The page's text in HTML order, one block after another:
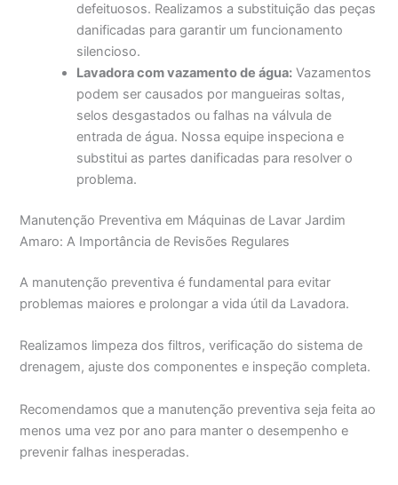
defeituosos. Realizamos a substituição das peças
danificadas para garantir um funcionamento
silencioso.
Lavadora com vazamento de água: Vazamentos
podem ser causados por mangueiras soltas,
selos desgastados ou falhas na válvula de
entrada de água. Nossa equipe inspeciona e
substitui as partes danificadas para resolver o
problema.
Manutenção Preventiva em Máquinas de Lavar Jardim
Amaro: A Importância de Revisões Regulares
A manutenção preventiva é fundamental para evitar
problemas maiores e prolongar a vida útil da Lavadora.
Realizamos limpeza dos filtros, verificação do sistema de
drenagem, ajuste dos componentes e inspeção completa.
Recomendamos que a manutenção preventiva seja feita ao
menos uma vez por ano para manter o desempenho e
prevenir falhas inesperadas.